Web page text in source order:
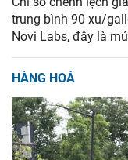
trung bình 90 xu/
Novi Labs, đây là
HÀNG HOÁ